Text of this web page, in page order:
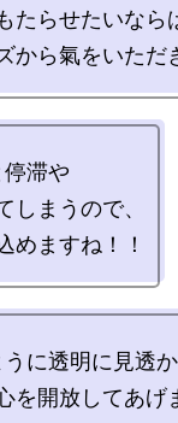
たらせたいなら
滞や
しまうので、
に透明に見透
を開放してあげ